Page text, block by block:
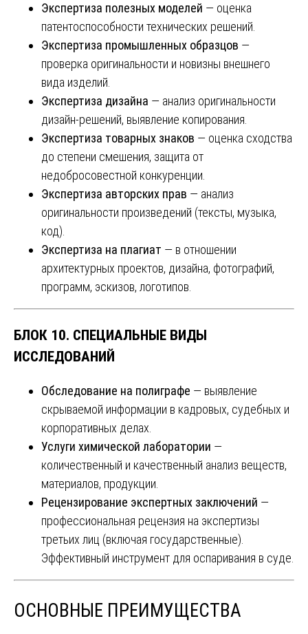
Экспертиза полезных моделей — оценка
патентоспособности технических решений.
Экспертиза промышленных образцов —
проверка оригинальности и новизны внешнего
вида изделий.
Экспертиза дизайна — анализ оригинальности
дизайн-решений, выявление копирования.
Экспертиза товарных знаков — оценка сходства
до степени смешения, защита от
недобросовестной конкуренции.
Экспертиза авторских прав — анализ
оригинальности произведений (тексты, музыка,
код).
Экспертиза на плагиат — в отношении
архитектурных проектов, дизайна, фотографий,
программ, эскизов, логотипов.
БЛОК 10. СПЕЦИАЛЬНЫЕ ВИДЫ
ИССЛЕДОВАНИЙ
Обследование на полиграфе — выявление
скрываемой информации в кадровых, судебных и
корпоративных делах.
Услуги химической лаборатории —
количественный и качественный анализ веществ,
материалов, продукции.
Рецензирование экспертных заключений —
профессиональная рецензия на экспертизы
третьих лиц (включая государственные).
Эффективный инструмент для оспаривания в суде.
ОСНОВНЫЕ ПРЕИМУЩЕСТВА